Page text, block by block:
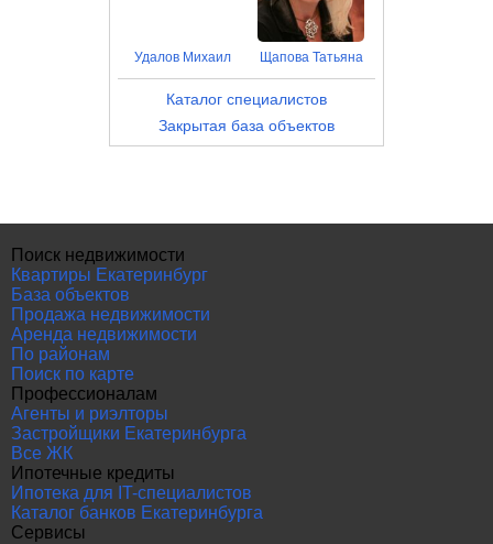
Удалов Михаил Щапова Татьяна
Каталог специалистов
Закрытая база объектов
Поиск недвижимости
Квартиры Екатеринбург
База объектов
Продажа недвижимости
Аренда недвижимости
По районам
Поиск по карте
Профессионалам
Агенты и риэлторы
Застройщики Екатеринбурга
Все ЖК
Ипотечные кредиты
Ипотека для IT-специалистов
Каталог банков Екатеринбурга
Сервисы